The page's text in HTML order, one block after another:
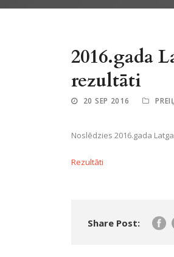
2016.gada
rezultāti
20 SEP 2016
Noslēdzies 2016.gada
Rezultāti
Share Post: